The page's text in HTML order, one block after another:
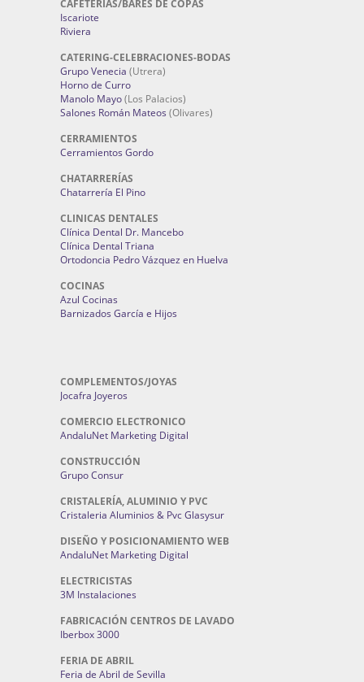
CAFETERÍAS/BARES DE COPAS
Iscariote
Riviera
CATERING-CELEBRACIONES-BODAS
Grupo Venecia (Utrera)
Horno de Curro
Manolo Mayo(Los Palacios)
Salones Román Mateos (Olivares)
CERRAMIENTOS
Cerramientos Gordo
CHATARRERÍAS
Chatarrería El Pino
CLINICAS DENTALES
Clínica Dental Dr. Mancebo
Clínica Dental Triana
Ortodoncia Pedro Vázquez en Huelva
COCINAS
Azul Cocinas
Barnizados García e Hijos
COMPLEMENTOS/JOYAS
Jocafra Joyeros
COMERCIO ELECTRONICO
AndaluNet Marketing Digital
CONSTRUCCIÓN
Grupo Consur
CRISTALERÍA, ALUMINIO Y PVC
Cristaleria Aluminios & Pvc Glasysur
DISEÑO Y POSICIONAMIENTO WEB
AndaluNet Marketing Digital
ELECTRICISTAS
3M Instalaciones
FABRICACIÓN CENTROS DE LAVADO
Iberbox 3000
FERIA DE ABRIL
Feria de Abril de Sevilla